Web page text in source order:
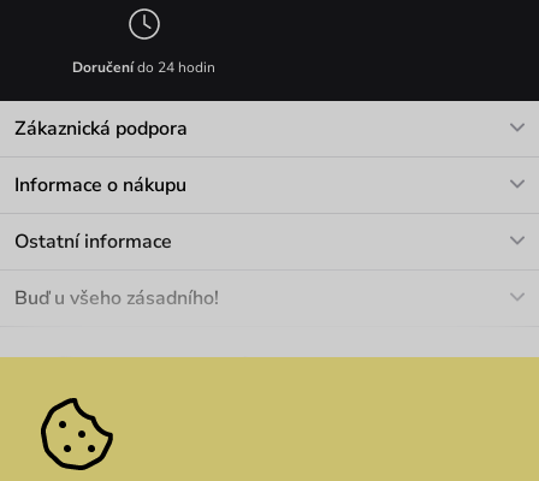
Doručenído 24 hodin
Zákaznická podpora
Informace o nákupu
Materiály a údržba
Pozáruční opravy
Ostatní informace
Velkoobchod
We Care
Dárkové poukazy
Vuchlook
Buď u všeho zásadního!
Zásady ochrany osobních údajů